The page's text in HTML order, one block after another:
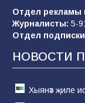
Морской
74
Отдел рекламы
Журналисты: 5-
Отдел подписки
НОВОСТИ
Хыянәт җиле